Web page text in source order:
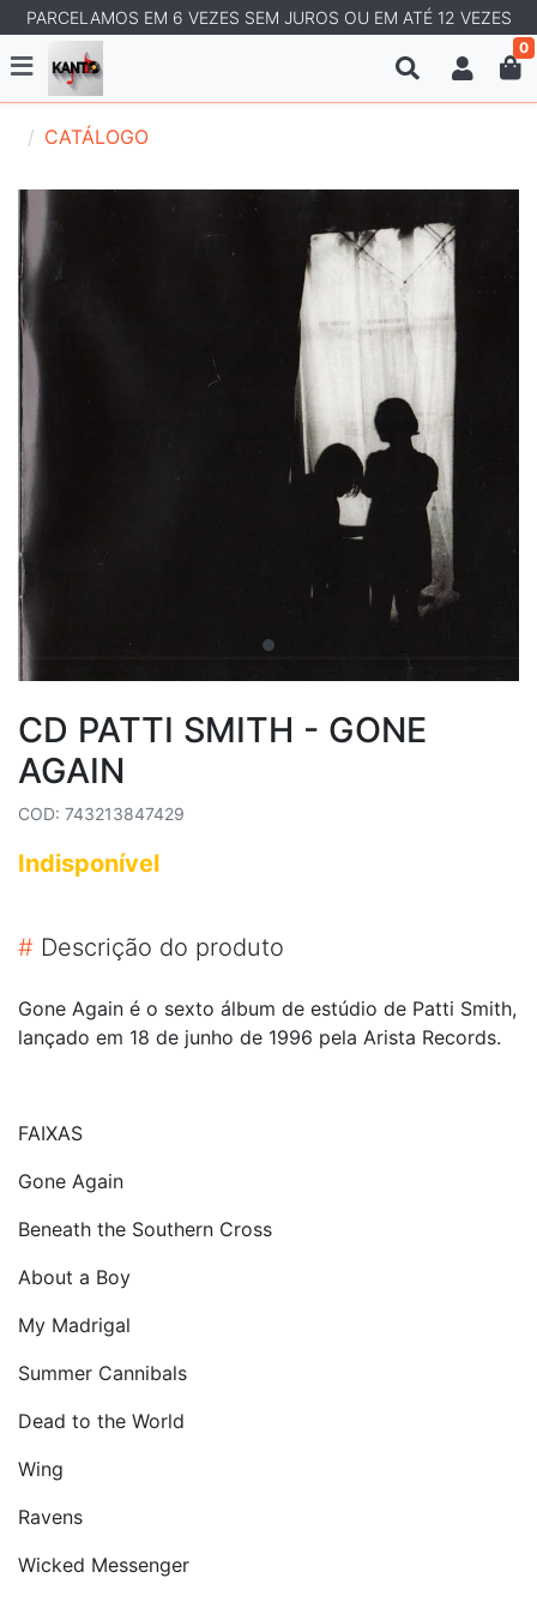
PARCELAMOS EM 6 VEZES SEM JUROS OU EM ATÉ 12 VEZES
0
CATÁLOGO
CD PATTI SMITH - GONE
AGAIN
COD: 743213847429
Indisponível
# Descrição do produto
Gone Again é o sexto álbum de estúdio de Patti Smith,
lançado em 18 de junho de 1996 pela Arista Records.
FAIXAS
Gone Again
Beneath the Southern Cross
About a Boy
My Madrigal
Summer Cannibals
Dead to the World
Wing
Ravens
Wicked Messenger